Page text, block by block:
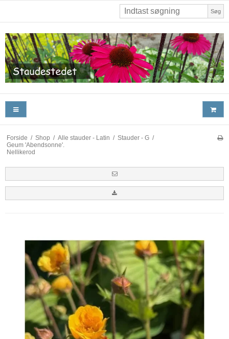
Søg
Forside / Shop / Alle stauder - Latin / Stauder - G /
Geum 'Abendsonne'.
Nellikerod